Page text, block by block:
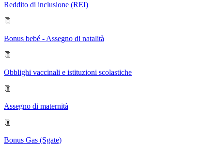
Reddito di inclusione (REI)
Bonus bebé - Assegno di natalità
Obblighi vaccinali e istituzioni scolastiche
Assegno di maternità
Bonus Gas (Sgate)